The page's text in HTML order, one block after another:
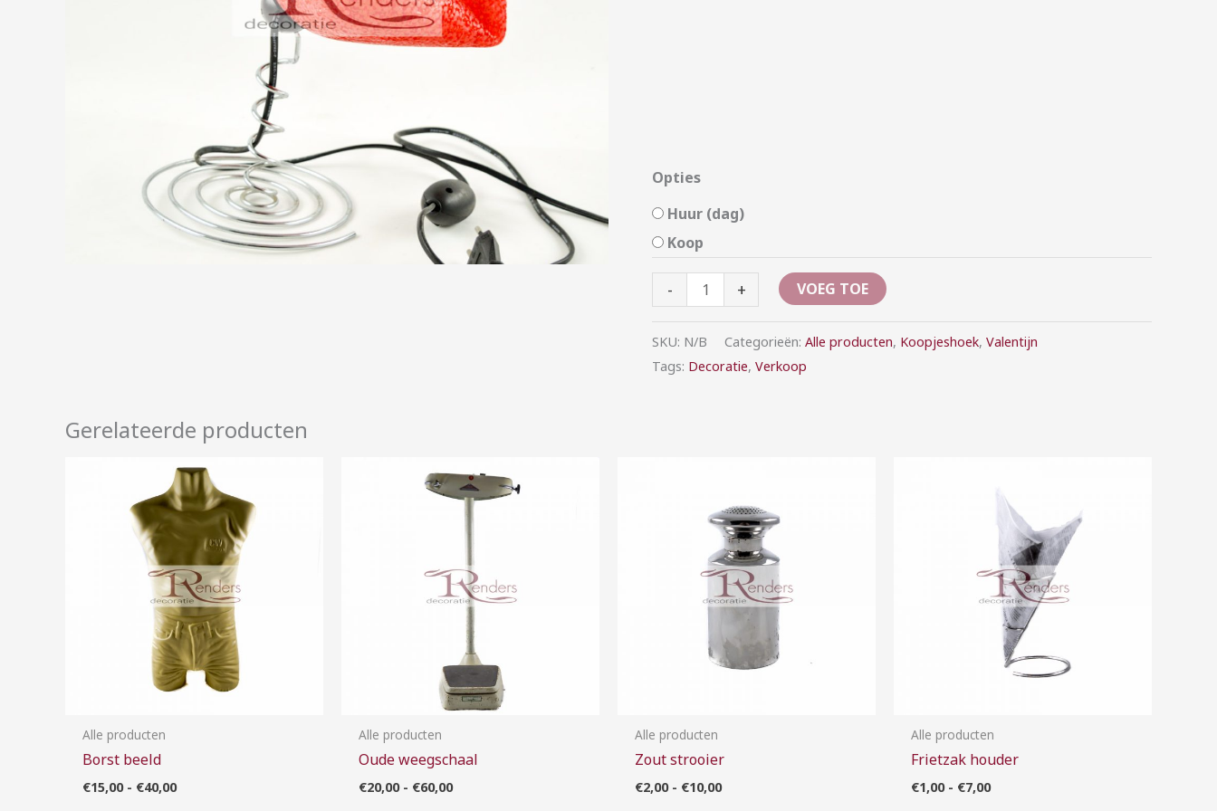
Opties
Huur (dag)
Koop
- + VOEG TOE
SKU: N/B Categorieën: Alle producten, Koopjeshoek, Valentijn
Tags: Decoratie, Verkoop
Gerelateerde producten
Alle producten
Borst beeld
€15,00 - €40,00
Prijsklasse:
€15,00
tot
€40,00
Alle producten
Oude weegschaal
€20,00 - €60,00
€20,00
tot
€60,00
Alle producten
Zout strooier
€2,00 - €10,00
€10,00
Alle producten
Frietzak houder
€1,00 - €7,00
tot
€7,00